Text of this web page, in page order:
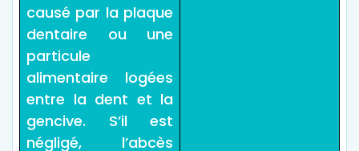
causé par la plaque
dentaire ou une
particule
alimentaire logées
entre la dent et la
gencive. S’il est
négligé, l’abcès